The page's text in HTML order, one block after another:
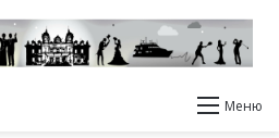
Меню